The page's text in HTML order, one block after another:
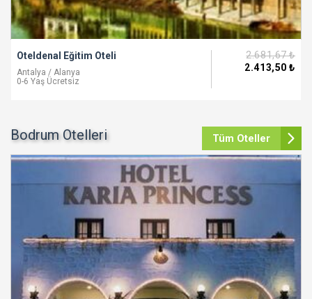
Oteldenal Eğitim Oteli
Antalya / Alanya
0-6 Yaş Ücretsiz
2.681,67₺
2.413,50 ₺
Bodrum Otelleri Tüm Oteller